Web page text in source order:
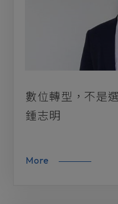
數位轉型，不是
鍾志明
More